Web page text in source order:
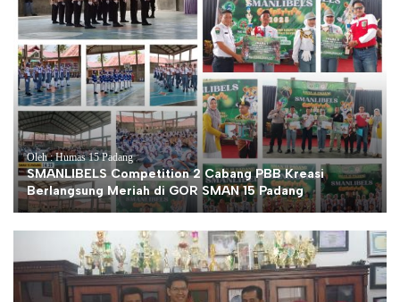
Oleh : Humas 15 Padang
SMANLIBELS Competition 2 Cabang PBB Kreasi
Berlangsung Meriah di GOR SMAN 15 Padang